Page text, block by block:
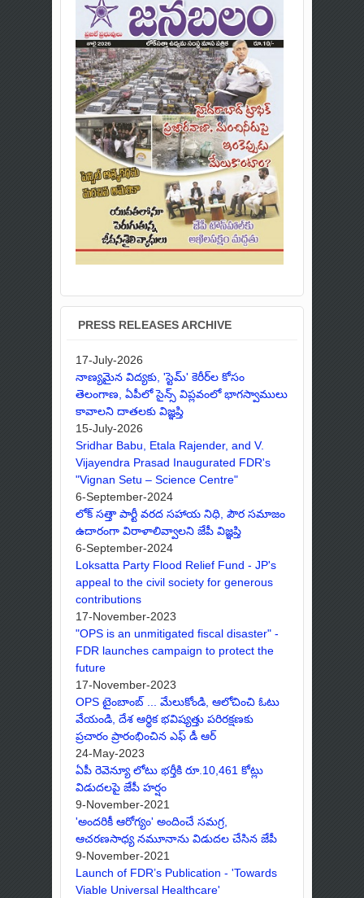
PRESS RELEASES ARCHIVE
17-July-2026
నాణ్యమైన విద్యకు, 'స్టెమ్' కెరీర్‌ల కోసం
తెలంగాణ, ఏపీలో సైన్స్ విప్లవంలో భాగస్వాములు
కావాలని దాతలకు విజ్ఞప్తి
15-July-2026
Sridhar Babu, Etala Rajender, and V.
Vijayendra Prasad Inaugurated FDR's
"Vignan Setu – Science Centre"
6-September-2024
లోక్ సత్తా పార్టీ వరద సహాయ నిధి, పౌర సమాజం
ఉదారంగా విరాళాలివ్వాలని జేపీ విజ్ఞప్తి
6-September-2024
Loksatta Party Flood Relief Fund - JP's
appeal to the civil society for generous
contributions
17-November-2023
"OPS is an unmitigated fiscal disaster" -
FDR launches campaign to protect the
future
17-November-2023
OPS టైంబాంబ్ ... మేలుకోండి, ఆలోచించి ఓటు
వేయండి, దేశ ఆర్థిక భవిష్యత్తు పరిరక్షణకు
ప్రచారం ప్రారంభించిన ఎఫ్ డీ ఆర్
24-May-2023
ఏపీ రెవెన్యూ లోటు భర్తీకి రూ.10,461 కోట్లు
విడుదలపై జేపీ హర్షం
9-November-2021
'అందరికీ ఆరోగ్యం' అందించే సమగ్ర,
ఆచరణసాధ్య నమూనాను విడుదల చేసిన జేపీ
9-November-2021
Launch of FDR’s Publication - 'Towards
Viable Universal Healthcare'